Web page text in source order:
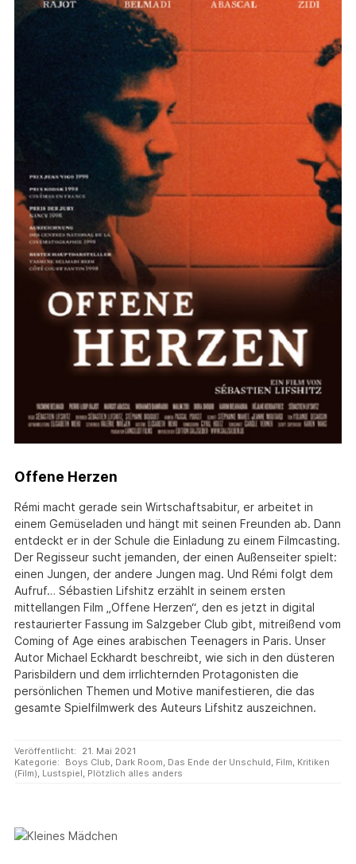
Offene Herzen
Rémi macht gerade sein Wirtschaftsabitur, er arbeitet in
einem Gemüseladen und hängt mit seinen Freunden ab. Dann
entdeckt er in der Schule die Einladung zu einem Filmcasting.
Der Regisseur sucht jemanden, der einen Außenseiter spielt:
einen Jungen, der andere Jungen mag. Und Rémi folgt dem
Aufruf… Sébastien Lifshitz erzählt in seinem ersten
mittellangen Film „Offene Herzen“, den es jetzt in digital
restaurierter Fassung im Salzgeber Club gibt, mitreißend vom
Coming of Age eines arabischen Teenagers in Paris. Unser
Autor Michael Eckhardt beschreibt, wie sich in den düsteren
Parisbildern und dem irrlichternden Protagonisten die
persönlichen Themen und Motive manifestieren, die das
gesamte Spielfilmwerk des Auteurs Lifshitz auszeichnen.
Veröffentlicht:
21. Mai 2021
Kategorie:
Boys Club, Dark Room, Das Ende der Unschuld, Film, Kritiken
(Film), Lustspiel, Plötzlich alles anders